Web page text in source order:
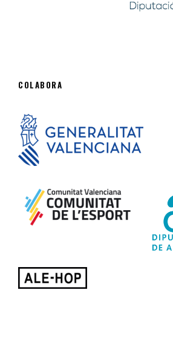
COLABORA